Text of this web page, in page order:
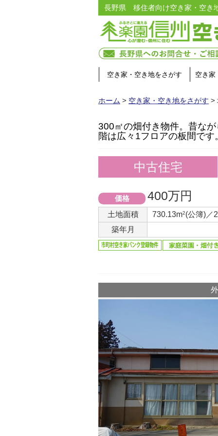
長野県 移住者向け空き家・空き
空き家・空き地をさがす 空き家
ホーム > 空き家・空き地をさがす >
300㎡の畑付き物件。昔な
階は広々1フロアの板間です
中古住宅
価格 400万円
土地面積 730.13m2(公簿)／
築年月